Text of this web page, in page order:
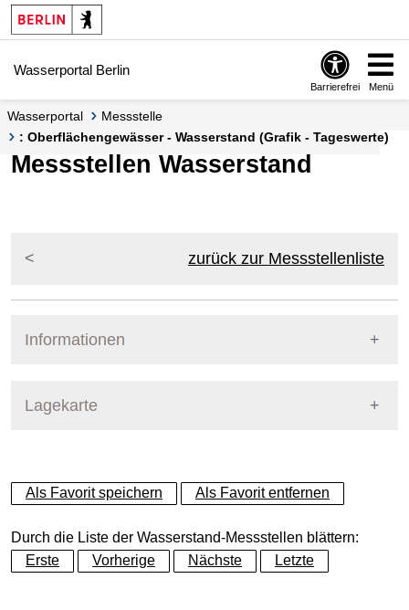
Springe zur Navigation
Springe zum Inhalt
Wasserportal Berlin
Barrierefrei Menü
Wasserportal
Messstelle
: Oberflächengewässer - Wasserstand (Grafik - Tageswerte)
Messstellen Wasserstand
zurück zur Messstellenliste
Informationen
Lagekarte
+
−
Als Favorit speichern Als Favorit entfernen
Durch die Liste der Wasserstand-Messstellen blättern:
Erste
Vorherige Nächste Letzte